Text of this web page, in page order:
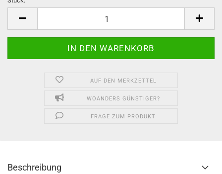
AUF DEN MERKZETTEL
WOANDERS GÜNSTIGER?
FRAGE ZUM PRODUKT
Beschreibung